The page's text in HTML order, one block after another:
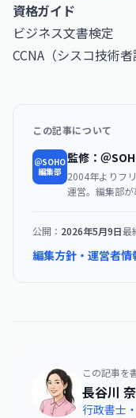
資格ガイド
ビジネス文書検定
CCNA（シスコ技術者
この記事について
＠SOHO
編集部
監修：＠
2004年よりフ
運営。編集部が
公開： 2026年5月9日最
編集方針・運営者情
この記事を
長谷川
行政書士